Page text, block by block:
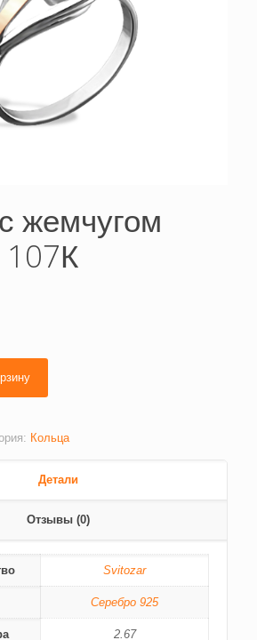
жемчугом
107К
Кольца
Детали
Отзывы (0)
Svitozar
Серебро 925
2.67